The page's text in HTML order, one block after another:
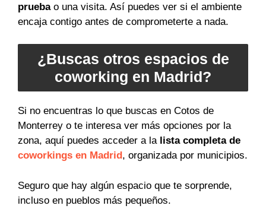
pruebao una visita. Así puedes ver si el ambiente
encaja contigo antes de comprometerte a nada.
¿Buscas otros espacios de
coworking en Madrid?
Si no encuentras lo que buscas en Cotos de
Monterrey o te interesa ver más opciones por la
zona, aquí puedes acceder a lalista completa de
coworkings en Madrid , organizada por municipios.
Seguro que hay algún espacio que te sorprende,
incluso en pueblos más pequeños.